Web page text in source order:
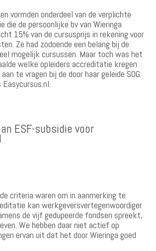
vormden onderdeel van de verplichte
die de persoonlijke bv van Wieringa
15% van de cursusprijs in rekening voor
Ze had zodoende een belang bij de
mogelijk cursussen. Maar toch was het
welke opleiders accreditatie kregen
te vragen bij de door haar geleide SOG.
­ESF-subsidie voor
criteria waren om in aanmerking te
kan werkgeversvertegenwoordiger
de vijf gedupeerde fondsen spreekt,
We hebben daar niet actief op
ervan uit dat het door Wieringa goed